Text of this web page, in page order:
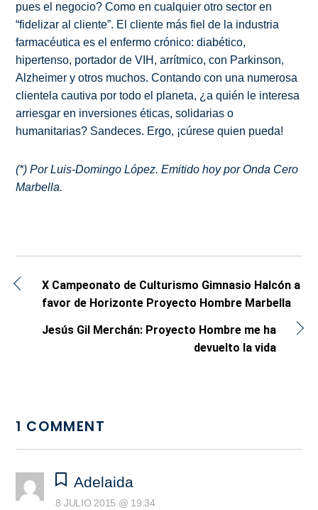
pues el negocio? Como en cualquier otro sector en
“fidelizar al cliente”. El cliente más fiel de la industria
farmacéutica es el enfermo crónico: diabético,
hipertenso, portador de VIH, arrítmico, con Parkinson,
Alzheimer y otros muchos. Contando con una numerosa
clientela cautiva por todo el planeta, ¿a quién le interesa
arriesgar en inversiones éticas, solidarias o
humanitarias? Sandeces. Ergo, ¡cúrese quien pueda!
(*) Por Luis-Domingo López. Emitido hoy por Onda Cero
Marbella.
X Campeonato de Culturismo Gimnasio Halcón a
favor de Horizonte Proyecto Hombre Marbella
Jesús Gil Merchán: Proyecto Hombre me ha
devuelto la vida
1 COMMENT
Adelaida
8 JULIO 2015 @ 19:34